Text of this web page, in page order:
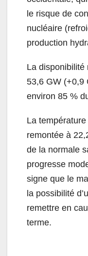
le risque de
nucléaire
production
La disponibilité
53,6 GW (+0,9
environ 85 %
La
remontée à
de la normale
progresse
signe que le
la possibilité
remettre en
terme.